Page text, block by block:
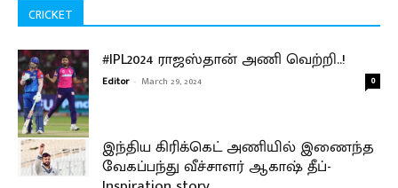
CRICKET
#IPL2024 ராஜஸ்தான் அணி வெற்றி..!
Editor - March 29, 2024 0
இந்திய கிரிக்கெட் அணியில் இணைந்த
வேகப்பந்து வீச்சாளர் ஆகாஷ் தீப்-